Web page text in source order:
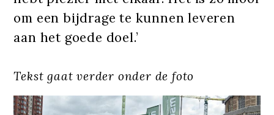
om een bijdrage te kunnen leveren
aan het goede doel.’
Tekst gaat verder onder de foto